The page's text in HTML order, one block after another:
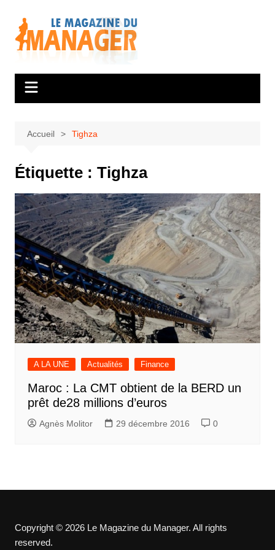
contenu
Accueil Tighza
Étiquette : Tighza
A LA UNE Actualités Finance
Maroc : La CMT obtient de la BERD un
prêt de28 millions d’euros
Agnès Molitor 29 décembre 2016 0
Copyright © 2026 Le Magazine du Manager. All rights
reserved.